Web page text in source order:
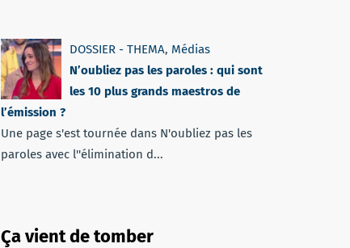
DOSSIER - THEMA, Médias
N’oubliez pas les paroles : qui sont
les 10 plus grands maestros de
l’émission ?
Une page s'est tournée dans N'oubliez pas les
paroles avec l''élimination d...
Ça vient de tomber